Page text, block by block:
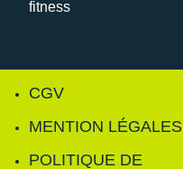
CGV
MENTION LÉGALES
POLITIQUE DE